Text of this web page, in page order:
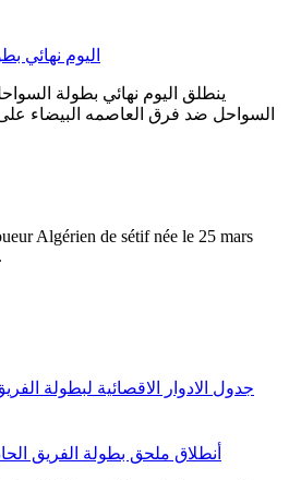
اليوم نهائي
ينطلق اليوم نهائي بطولة
السواحل ضد فرق العاصمه البيضاء
Algérien de sétif née le 25 mars
جدول الادوار الاقصائية لبطولة
أنطلاق ملحق بطولة الفريق